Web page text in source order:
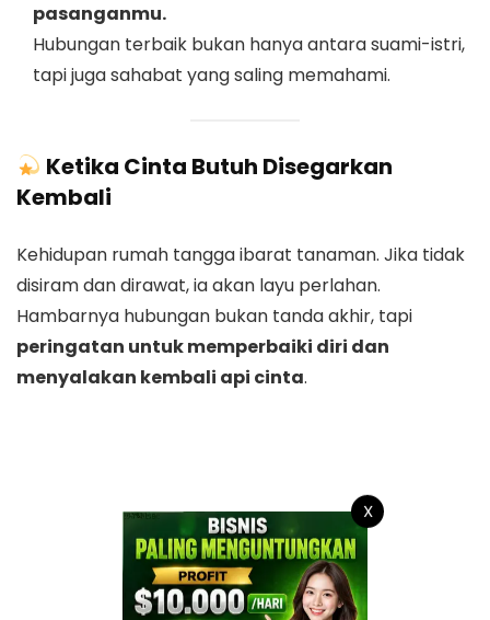
pasanganmu.
Hubungan terbaik bukan hanya antara suami-istri,
tapi juga sahabat yang saling memahami.
Ketika Cinta Butuh Disegarkan
Kembali
Kehidupan rumah tangga ibarat tanaman. Jika tidak
disiram dan dirawat, ia akan layu perlahan.
Hambarnya hubungan bukan tanda akhir, tapi
peringatan untuk memperbaiki diri dan
menyalakan kembali api cinta.
X